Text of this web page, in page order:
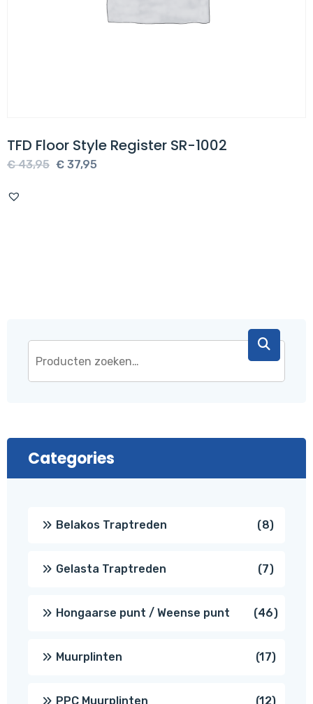
TFD Floor Style Register SR-1002
€43,95 Oorspronkelijke
€ 37,95
Categories
Belakos Traptreden 88
Gelasta Traptreden 77
Hongaarse punt / Weense punt 4646
Muurplinten 1717
PPC Muurplinten 1212